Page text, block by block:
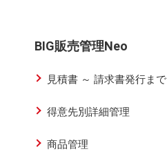
BIG販売管理Neo
見積書 ～ 請求書発行まで
得意先別詳細管理
商品管理